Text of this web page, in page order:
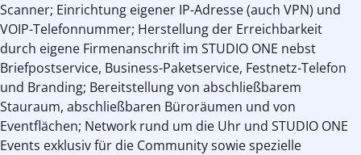
Scanner; Einrichtung eigener IP-Adresse (auch VPN) und
VOIP-Telefonnummer; Herstellung der Erreichbarkeit
durch eigene Firmenanschrift im STUDIO ONE nebst
Briefpostservice, Business-Paketservice, Festnetz-Telefon
und Branding; Bereitstellung von abschließbarem
Stauraum, abschließbaren Büroräumen und von
Eventflächen; Network rund um die Uhr und STUDIO ONE
Events exklusiv für die Community sowie spezielle